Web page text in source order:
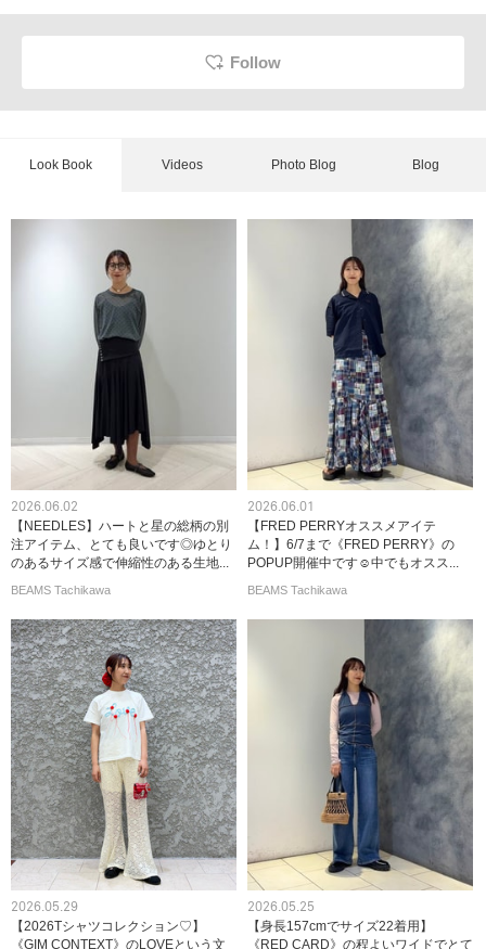
Follow
Look Book Videos Photo Blog Blog
2026.06.02
【NEEDLES】ハートと星の総柄の別
注アイテム、とても良いです◎ゆとり
のあるサイズ感で伸縮性のある生地...
BEAMS Tachikawa
2026.06.01
【FRED PERRYオススメアイテ
ム！】6/7まで《FRED PERRY》の
POPUP開催中です☺︎中でもオスス...
BEAMS Tachikawa
2026.05.29
【2026Tシャツコレクション♡】
《GIM CONTEXT》のLOVEという文
2026.05.25
【身長157cmでサイズ22着用】
《RED CARD》の程よいワイドでとて